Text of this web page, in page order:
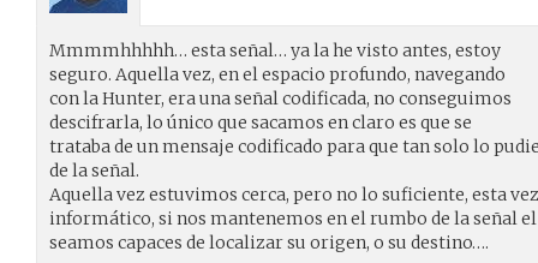
Mmmmhhhhh… esta señal… ya la he visto antes, estoy
seguro. Aquella vez, en el espacio profundo, navegando
con la Hunter, era una señal codificada, no conseguimos
descifrarla, lo único que sacamos en claro es que se
trataba de un mensaje codificado para que tan solo lo
de la señal.
Aquella vez estuvimos cerca, pero no lo suficiente, esta
informático, si nos mantenemos en el rumbo de la señal
seamos capaces de localizar su origen, o su destino….